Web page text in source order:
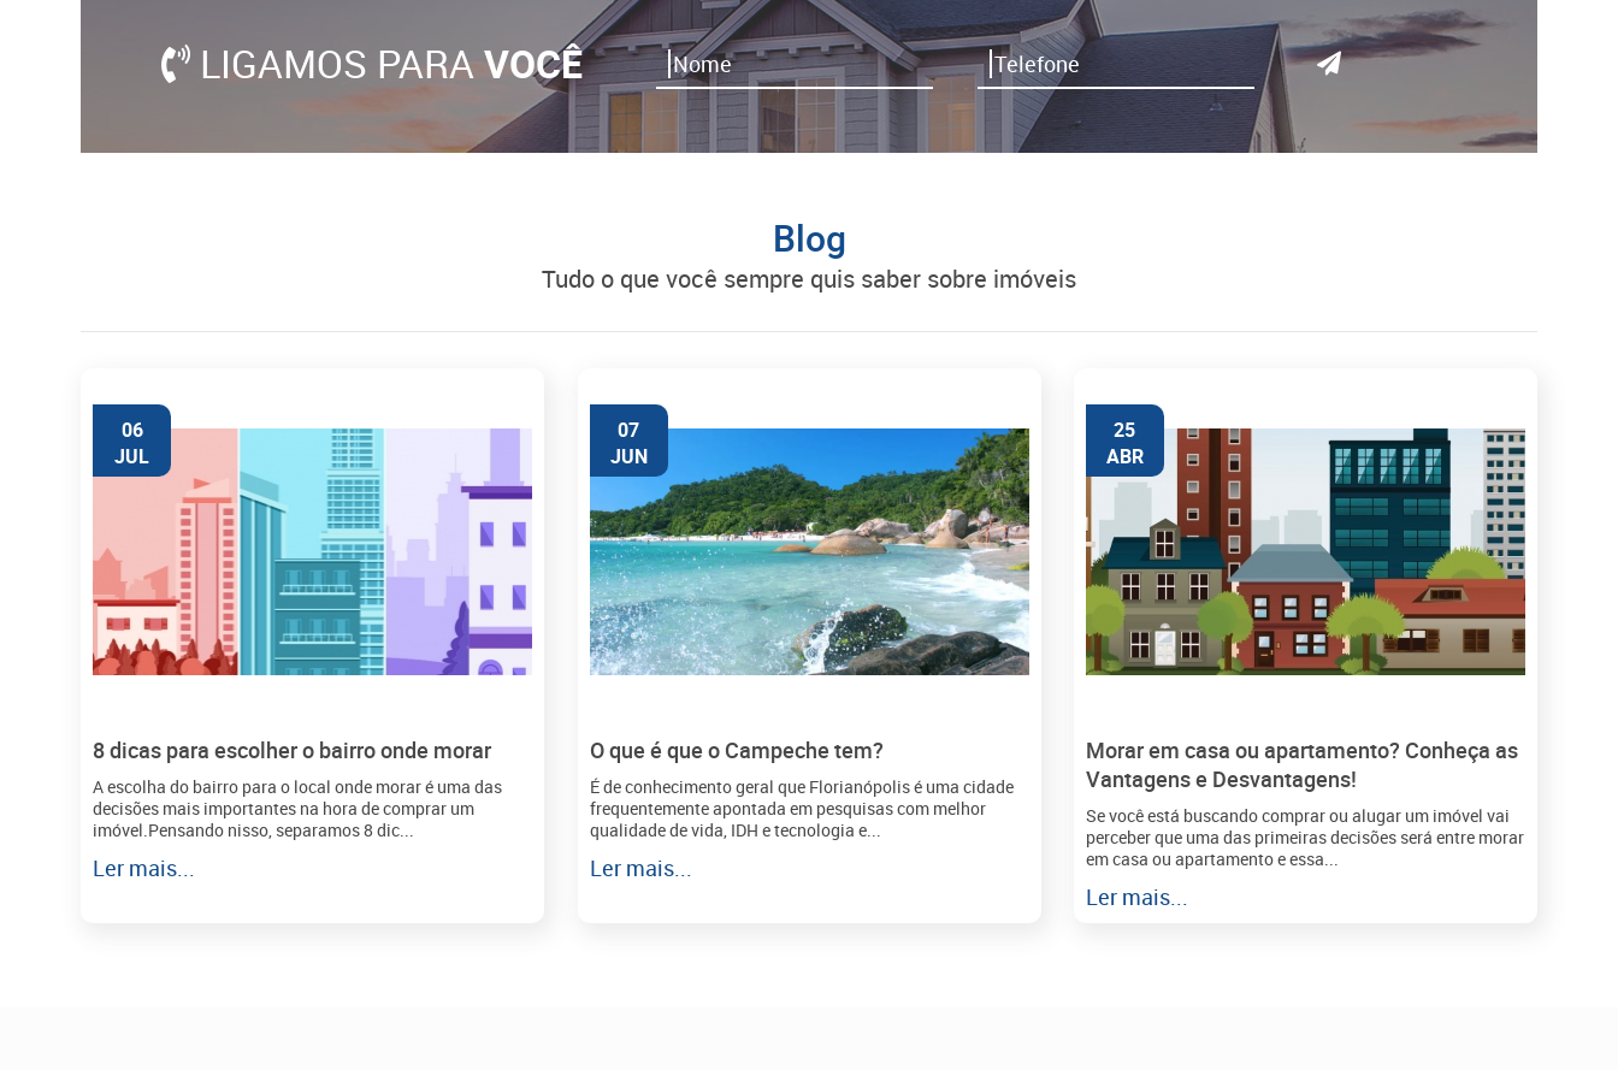
LIGAMOS PARAVOCÊ
Blog
tudo o que você sempre quis saber sobre imóveis
06
JUL
8 dicas para escolher o bairro onde morar
A escolha do bairro para o local onde morar é uma das
decisões mais importantes na hora de comprar um
imóvel.Pensando nisso, separamos 8 dic...
Ler mais...
07
JUN
O que é que o Campeche tem?
É de conhecimento geral que Florianópolis é uma cidade
frequentemente apontada em pesquisas com melhor
qualidade de vida, IDH e tecnologia e...
Ler mais...
25
ABR
Morar em casa ou apartamento? Conheça as
Vantagens e Desvantagens!
Se você está buscando comprar ou alugar um imóvel vai
perceber que uma das primeiras decisões será entre morar
em casa ou apartamento e essa...
Ler mais...